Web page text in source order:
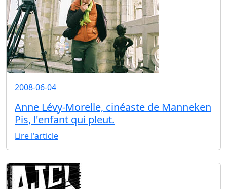
2008-06-04
Anne Lévy-Morelle, cinéaste de Manneken
Pis, l'enfant qui pleut.
Lire l'article